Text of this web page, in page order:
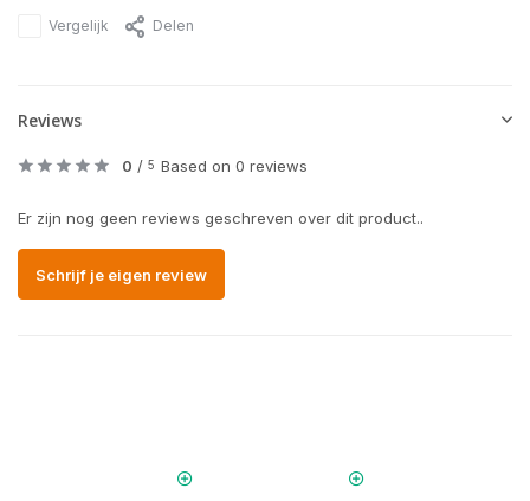
Vergelijk Delen
Reviews
0 / 5 Based on 0 reviews
Er zijn nog geen reviews geschreven over dit product..
Schrijf je eigen review